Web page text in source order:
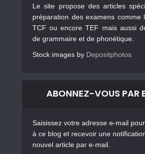
Le site propose des articles
préparation des examens comme
TCF ou encore TEF mais aussi
de grammaire et de phonétique.
Stock images by Depositphotos
ABONNEZ-VOUS PAR
Saisissez votre adresse e-mail
à ce blog et recevoir une
nouvel article par e-mail.